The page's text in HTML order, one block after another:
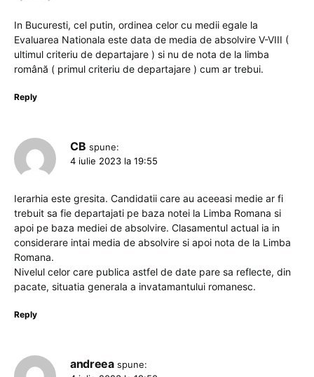
In Bucuresti, cel putin, ordinea celor cu medii egale la
Evaluarea Nationala este data de media de absolvire V-VIII (
ultimul criteriu de departajare ) si nu de nota de la limba
română ( primul criteriu de departajare ) cum ar trebui.
Reply
CB spune:
4 iulie 2023 la 19:55
Ierarhia este gresita. Candidatii care au aceeasi medie ar fi
trebuit sa fie departajati pe baza notei la Limba Romana si
apoi pe baza mediei de absolvire. Clasamentul actual ia in
considerare intai media de absolvire si apoi nota de la Limba
Romana.
Nivelul celor care publica astfel de date pare sa reflecte, din
pacate, situatia generala a invatamantului romanesc.
Reply
andreea spune: